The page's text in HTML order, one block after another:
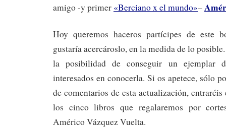
amigo -y primer «Berciano x el mundo»–
Hoy queremos haceros partícipes de este
gustaría acercároslo, en la medida de lo
la posibilidad de conseguir un ejemplar
interesados en conocerla. Si os apetece, sólo
de comentarios de esta actualización,
los cinco libros que regalaremos por
Américo Vázquez Vuelta.